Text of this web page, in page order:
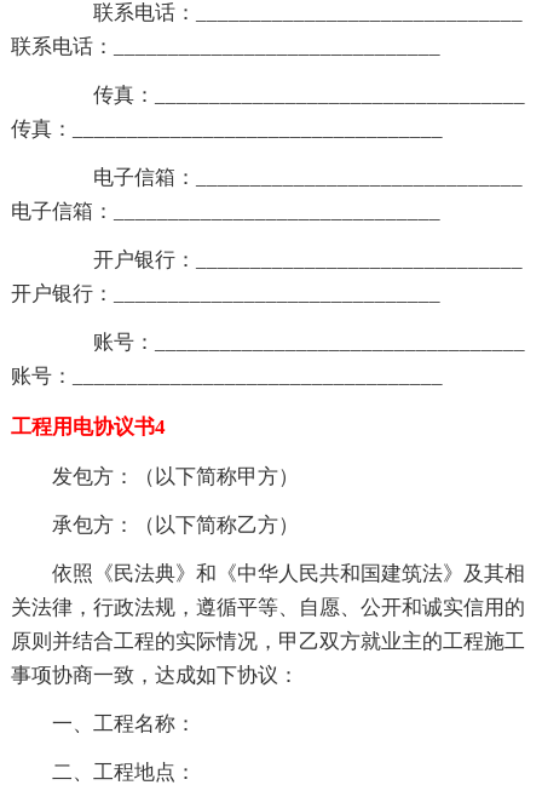
联系电话：______________________________
联系电话：______________________________
传真：__________________________________
传真：__________________________________
电子信箱：______________________________
电子信箱：______________________________
开户银行：______________________________
开户银行：______________________________
账号：__________________________________
账号：__________________________________
工程用电协议书4
发包方：（以下简称甲方）
承包方：（以下简称乙方）
依照《民法典》和《中华人民共和国建筑法》及其相
关法律，行政法规，遵循平等、自愿、公开和诚实信用的
原则并结合工程的实际情况，甲乙双方就业主的工程施工
事项协商一致，达成如下协议：
一、工程名称：
二、工程地点：